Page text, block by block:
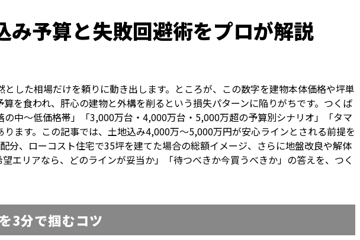
予算と失敗回避術をプロが解説
した相場だけを頼りに動き出します。ところが、この数字を建物本体価格や坪単
を食われ、肝心の建物と外構を削るという損失パターンに陥りがちです。つくば
中〜低価格帯」「3,000万台・4,000万台・5,000万超の予算別シナリオ」「タマ
ます。この記事では、土地込み4,000万〜5,000万円が安心ラインとされる前提を
、ローコスト住宅で35坪を建てた場合の総額イメージ、さらに地盤改良や解体
エリアなら、どのラインが妥当か」「待つべきか今買うべきか」の答えを、つく
3分で掴むコツ